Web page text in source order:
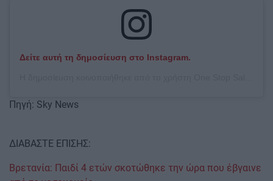
Δείτε αυτή τη δημοσίευση στο Instagram.
Πηγή: Sky News
ΔΙΑΒΑΣΤΕ ΕΠΙΣΗΣ:
Βρετανία: Παιδί 4 ετών σκοτώθηκε την ώρα που έβγαινε